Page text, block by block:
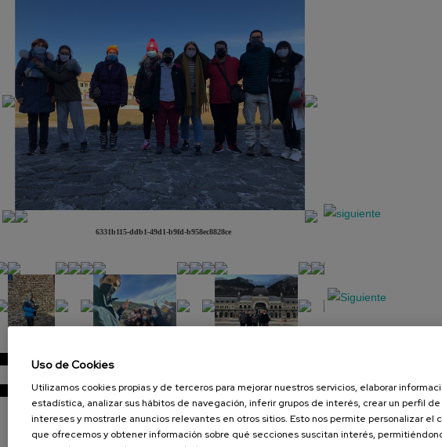
6331b115-ddb1-49d1-b9fd-b958ec8828ce
Uso de Cookies
Utilizamos cookies propias y de terceros para mejorar nuestros servicios, elaborar
estadística, analizar sus hábitos de navegación, inferir grupos de interés, crear un perfil de
intereses y mostrarle anuncios relevantes en otros sitios. Esto nos permite personalizar el
que ofrecemos y obtener información sobre qué secciones suscitan interés,